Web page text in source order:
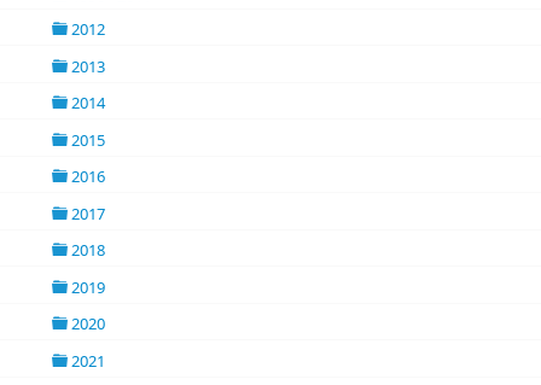
2012
2013
2014
2015
2016
2017
2018
2019
2020
2021